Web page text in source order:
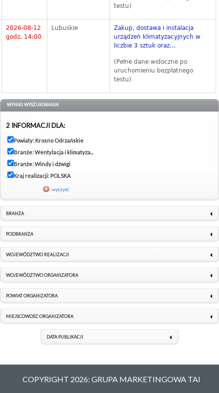
testu)
2026-08-12
godz. 14:00
Lubuskie
Zakup, dostawa i instalacja
urządzeń klimatyzacyjnych w
liczbie 3 sztuk oraz...
(Pełne dane widoczne po
uruchomieniu bezpłatnego
testu)
WYNIKI WYSZUKIWANIA
2 INFORMACJI DLA:
Powiaty: Krosno Odrzańskie
Branże: Wentylacja i klimatyza...
Branże: Windy i dźwigi
Kraj realizacji: POLSKA
wyczyść
BRANŻA
PODBRANŻA
WOJEWÓDZTWO REALIZACJI
WOJEWÓDZTWO ORGANIZATORA
POWIAT ORGANIZATORA
MIEJSCOWOŚĆ ORGANIZATORA
DATA PUBLIKACJI
COPYRIGHT 2026: GRUPA MARKETINGOWA TAI